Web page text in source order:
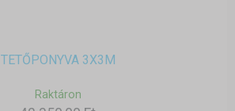
TETŐPONYVA 3X3M
Raktáron